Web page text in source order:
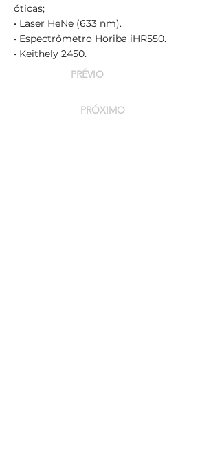
óticas;
• Laser HeNe (633 nm).
• Espectrômetro Horiba iHR550.
• Keithely 2450.
PRÉVIO
PRÓXIMO